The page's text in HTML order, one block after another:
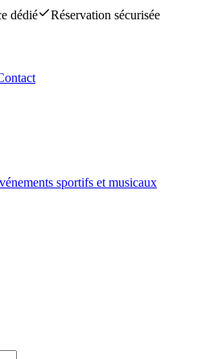
dédié
Réservation sécurisée
sportifs et musicaux